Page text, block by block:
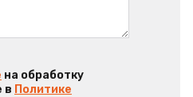
на обработку
в Политике